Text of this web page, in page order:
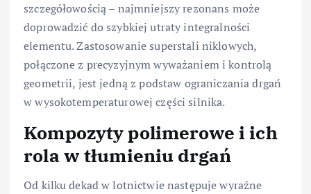
szczegółowością – najmniejszy rezonans może
doprowadzić do szybkiej utraty integralności
elementu. Zastosowanie superstali niklowych,
połączone z precyzyjnym wyważaniem i kontrolą
geometrii, jest jedną z podstaw ograniczania drgań
w wysokotemperaturowej części silnika.
Kompozyty polimerowe i ich
rola w tłumieniu drgań
Od kilku dekad w lotnictwie następuje wyraźne